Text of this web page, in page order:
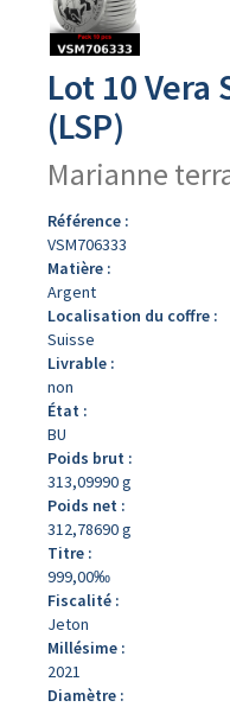
produit
Lot 10 Vera
(LSP)
Marianne
Référence :
VSM706333
Matière :
Argent
Localisation du coffre :
Suisse
Livrable :
non
État :
BU
Poids brut :
313,09990 g
Poids net :
312,78690 g
Titre :
999,00‰
Fiscalité :
Jeton
Millésime :
2021
Diamètre :